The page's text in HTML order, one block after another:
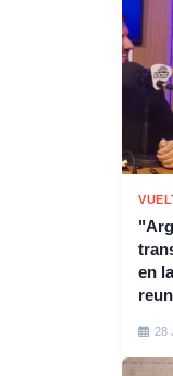
en
28